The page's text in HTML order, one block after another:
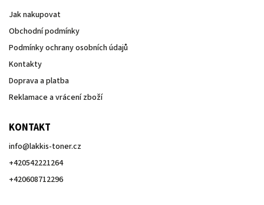
Jak nakupovat
Obchodní podmínky
Podmínky ochrany osobních údajů
Kontakty
Doprava a platba
Reklamace a vrácení zboží
KONTAKT
info@lakkis-toner.cz
+420542221264
+420608712296